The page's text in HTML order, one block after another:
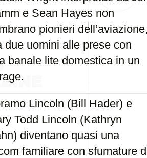
e Sean Hayes non
pionieri
due uomini alle prese con
banale lite domestica in un
Lincoln (Bill Hader) e
Todd Lincoln (Kathryn
diventano quasi una
familiare con sfumature